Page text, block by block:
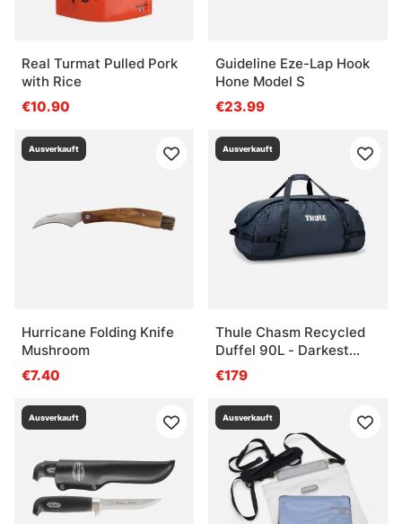
Real Turmat Pulled Pork
with Rice
€10.90
Guideline Eze-Lap Hook
Hone Model S
€23.99
Ausverkauft
Hurricane Folding Knife
Mushroom
€7.40
Ausverkauft
Thule Chasm Recycled
Duffel 90L - Darkest
Blue
€179
Ausverkauft Ausverkauft